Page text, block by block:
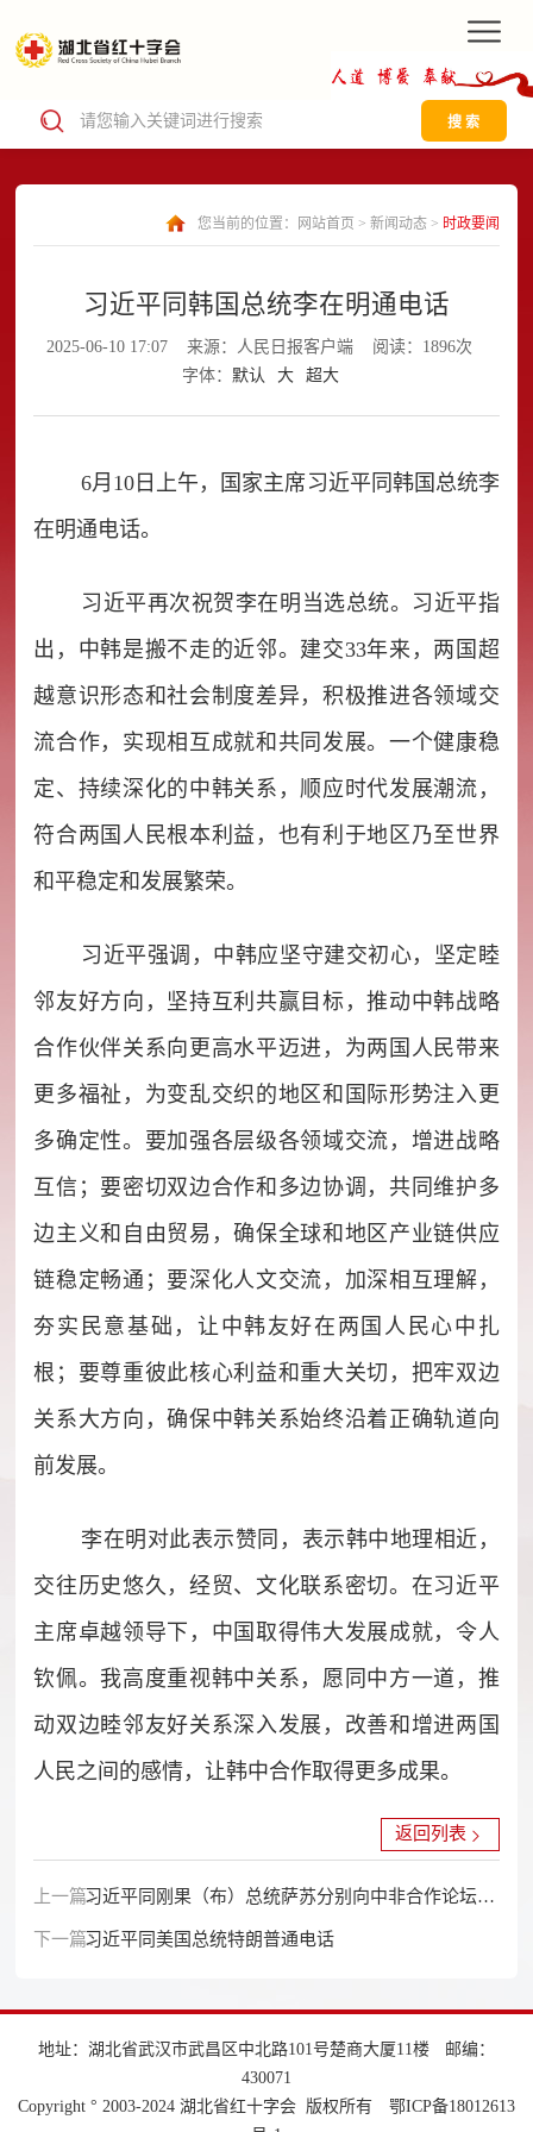
搜 索
您当前的位置： 网站首页 > 新闻动态> 时政要闻
习近平同韩国总统李在明通电话
2025-06-10 17:07 来源：人民日报客户端
阅读：1896次
字体： 默认 大 超大
6月10日上午，国家主席习近平同韩国总统李
在明通电话。
习近平再次祝贺李在明当选总统。习近平指
出，中韩是搬不走的近邻。建交33年来，两国超
越意识形态和社会制度差异，积极推进各领域交
流合作，实现相互成就和共同发展。一个健康稳
定、持续深化的中韩关系，顺应时代发展潮流，
符合两国人民根本利益，也有利于地区乃至世界
和平稳定和发展繁荣。
习近平强调，中韩应坚守建交初心，坚定睦
邻友好方向，坚持互利共赢目标，推动中韩战略
合作伙伴关系向更高水平迈进，为两国人民带来
更多福祉，为变乱交织的地区和国际形势注入更
多确定性。要加强各层级各领域交流，增进战略
互信；要密切双边合作和多边协调，共同维护多
边主义和自由贸易，确保全球和地区产业链供应
链稳定畅通；要深化人文交流，加深相互理解，
夯实民意基础，让中韩友好在两国人民心中扎
根；要尊重彼此核心利益和重大关切，把牢双边
关系大方向，确保中韩关系始终沿着正确轨道向
前发展。
李在明对此表示赞同，表示韩中地理相近，
交往历史悠久，经贸、文化联系密切。在习近平
主席卓越领导下，中国取得伟大发展成就，令人
钦佩。我高度重视韩中关系，愿同中方一道，推
动双边睦邻友好关系深入发展，改善和增进两国
人民之间的感情，让韩中合作取得更多成果。
上一篇：习近平同刚果（布）总统萨苏分别向中非合作论坛成
果落实协调人部长级会议致贺信
下一篇：习近平同美国总统特朗普通电话
返回列表
地址：湖北省武汉市武昌区中北路101号楚商大厦11楼
邮编：
430071
Copyright ° 2003-2024 湖北省红十字会 版权所有
鄂ICP备18012613